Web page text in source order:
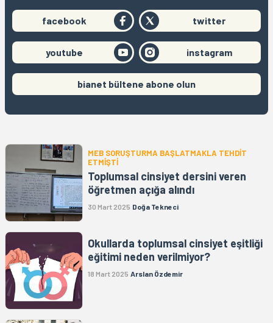
facebook twitter
youtube instagram
bianet bültene abone olun
MEB SORUŞTURMA BAŞLATMAKLA TEHDİT
ETMİŞTİ
Toplumsal cinsiyet dersini veren
öğretmen açığa alındı
30 Mart 2025 Doğa Tekneci
Okullarda toplumsal cinsiyet eşitliği
eğitimi neden verilmiyor?
18 Mart 2025 Arslan Özdemir